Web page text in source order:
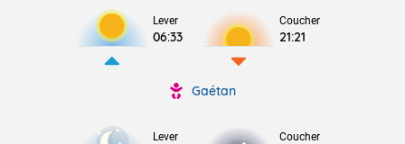
Lever
06:33
Coucher
21:21
Gaétan
Lever Coucher